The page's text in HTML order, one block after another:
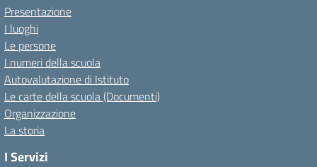
Presentazione
I luoghi
Le persone
I numeri della scuola
Autovalutazione di Istituto
Le carte della scuola (Documenti)
Organizzazione
La storia
I Servizi